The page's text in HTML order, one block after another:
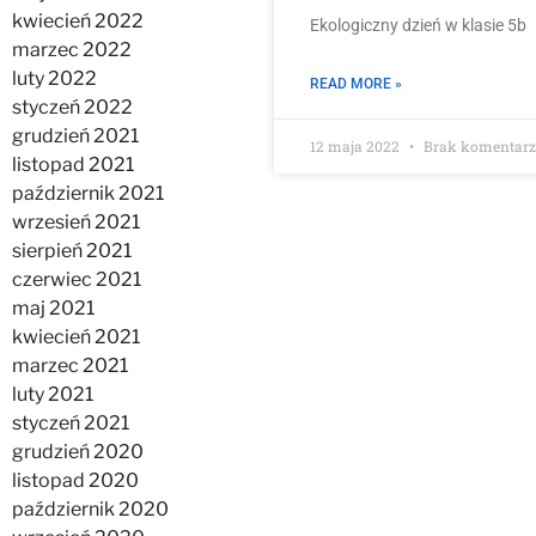
kwiecień 2022
marzec 2022
luty 2022
styczeń 2022
grudzień 2021
listopad 2021
październik 2021
wrzesień 2021
sierpień 2021
czerwiec 2021
maj 2021
kwiecień 2021
marzec 2021
luty 2021
styczeń 2021
grudzień 2020
listopad 2020
październik 2020
Ekologiczny dzień w klasie 5b
READ MORE »
12 maja 2022 Brak